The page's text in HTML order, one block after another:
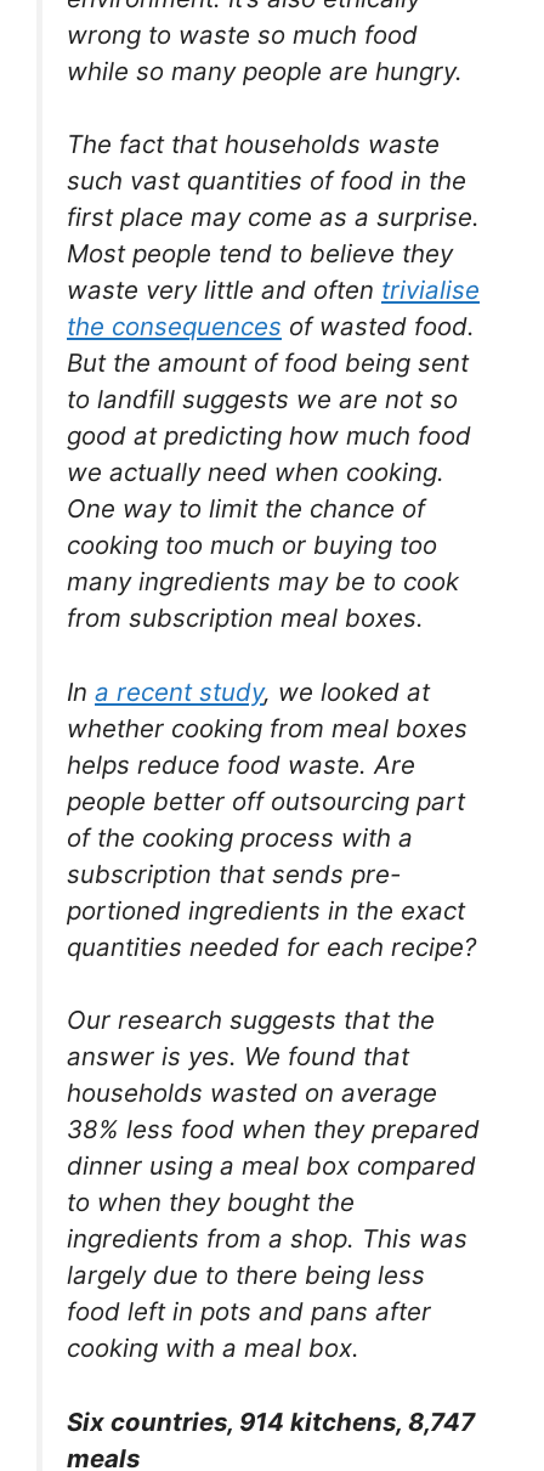
wrong to waste so much food
while so many people are hungry.
The fact that households waste
such vast quantities of food in the
first place may come as a surprise.
Most people tend to believe they
waste very little and often trivialise
the consequences of wasted food.
But the amount of food being sent
to landfill suggests we are not so
good at predicting how much food
we actually need when cooking.
One way to limit the chance of
cooking too much or buying too
many ingredients may be to cook
from subscription meal boxes.
In a recent study, we looked at
whether cooking from meal boxes
helps reduce food waste. Are
people better off outsourcing part
of the cooking process with a
subscription that sends pre-
portioned ingredients in the exact
quantities needed for each recipe?
Our research suggests that the
answer is yes. We found that
households wasted on average
38% less food when they prepared
dinner using a meal box compared
to when they bought the
ingredients from a shop. This was
largely due to there being less
food left in pots and pans after
cooking with a meal box.
Six countries, 914 kitchens, 8,747
meals